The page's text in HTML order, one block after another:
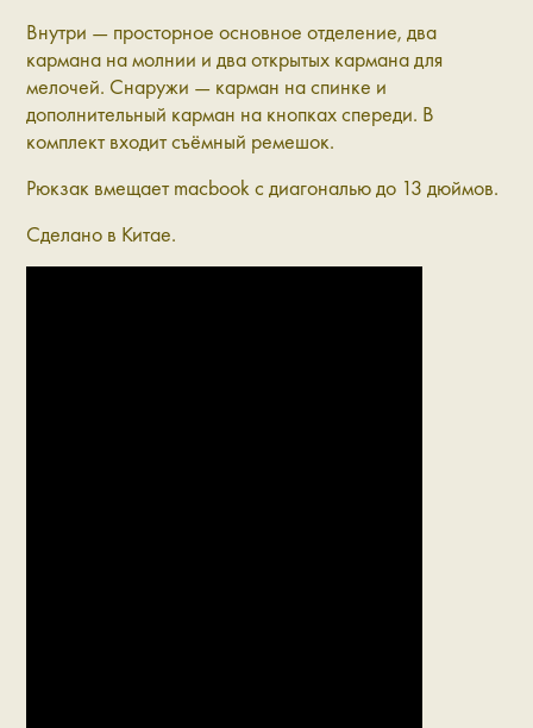
Внутри — просторное основное отделение, два
кармана на молнии и два открытых кармана для
мелочей. Снаружи — карман на спинке и
дополнительный карман на кнопках спереди. В
комплект входит съёмный ремешок.
Рюкзак вмещает macbook с диагональю до 13 дюймов.
Сделано в Китае.